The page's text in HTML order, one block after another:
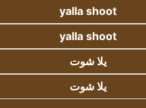
yalla shoot
yalla shoot
يلا شوت
يلا شوت